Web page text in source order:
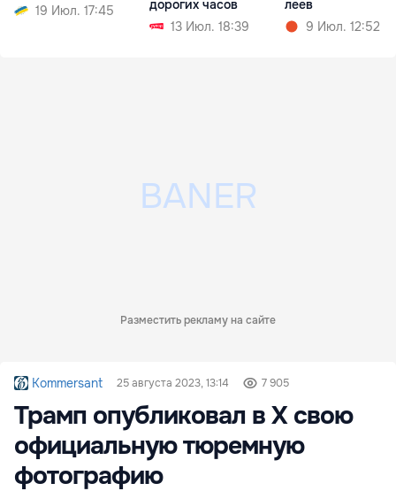
19 Июл. 17:45
дорогих часов
13 Июл. 18:39
леев
9 Июл. 12:52
Разместить рекламу на сайте
Kommersant 25 августа 2023, 13:14 7 905
Трамп опубликовал в X свою
официальную тюремную
фотографию